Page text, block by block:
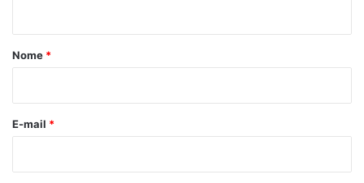
r
*
Nome *
E-mail *